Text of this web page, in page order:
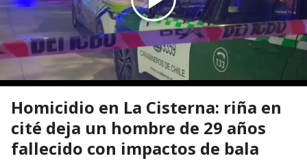
Homicidio en La Cisterna: riña en
cité deja un hombre de 29 años
fallecido con impactos de bala